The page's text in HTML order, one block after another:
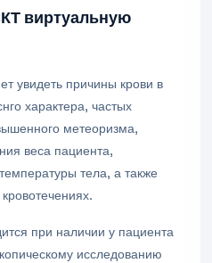
виртуальную
увидеть причины крови в
характера, частых
метеоризма,
веса пациента,
тела, а также
при наличии у пациента
исследованию